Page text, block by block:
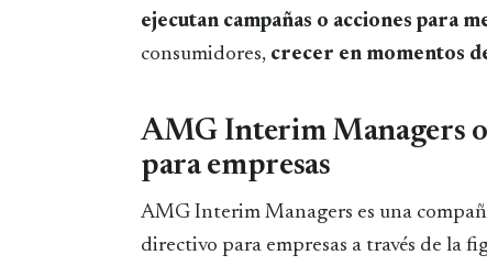
ejecutan campañas o acciones para
consumidores, crecer en momentos
AMG Interim Managers
para empresas
AMG Interim Managers es una
directivo para empresas a través de la